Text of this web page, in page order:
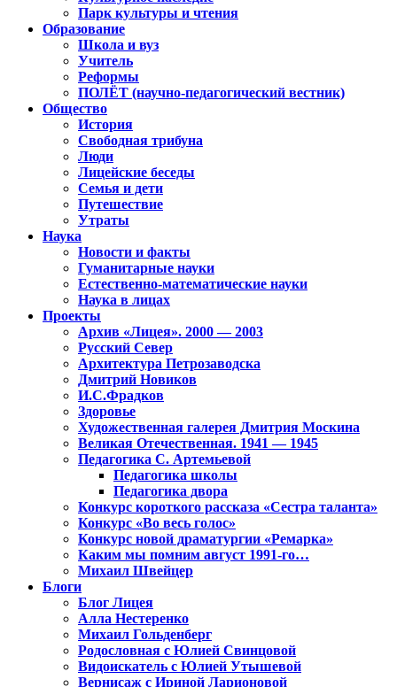
Парк культуры и чтения
Образование
Школа и вуз
Учитель
Реформы
ПОЛЁТ (научно-педагогический вестник)
Общество
История
Свободная трибуна
Люди
Лицейские беседы
Семья и дети
Путешествие
Утраты
Наука
Новости и факты
Гуманитарные науки
Естественно-математические науки
Наука в лицах
Проекты
Архив «Лицея». 2000 — 2003
Русский Север
Архитектура Петрозаводска
Дмитрий Новиков
И.С.Фрадков
Здоровье
Художественная галерея Дмитрия Москина
Великая Отечественная. 1941 — 1945
Педагогика С. Артемьевой
Педагогика школы
Педагогика двора
Конкурс короткого рассказа «Сестра таланта»
Конкурс «Во весь голос»
Конкурс новой драматургии «Ремарка»
Каким мы помним август 1991-го…
Михаил Швейцер
Блоги
Блог Лицея
Алла Нестеренко
Михаил Гольденберг
Родословная с Юлией Свинцовой
Видоискатель с Юлией Утышевой
Вернисаж с Ириной Ларионовой